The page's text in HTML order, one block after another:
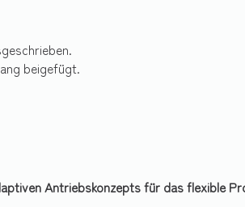
beigefügt.
Antriebskonzepts für das flexible